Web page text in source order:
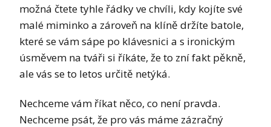
možná čtete tyhle řádky ve chvíli, kdy kojíte své
malé miminko a zároveň na klíně držíte batole,
které se vám sápe po klávesnici a s ironickým
úsměvem na tváři si říkáte, že to zní fakt pěkně,
ale vás se to letos určitě netýká.
Nechceme vám říkat něco, co není pravda.
Nechceme psát, že pro vás máme zázračný